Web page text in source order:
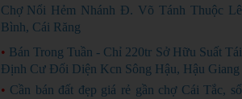
Chợ Nổi Hẻm Nhánh Đ. Võ Tánh Thuộc Lê
Bình, Cái Răng
• Bán Trong Tuần - Chỉ 220tr Sở Hữu Suất Tái
Định Cư Đối Diện Kcn Sông Hậu, Hậu Giang
• Cần bán đất đẹp giá rẻ gần chợ Cái Tắc, sổ